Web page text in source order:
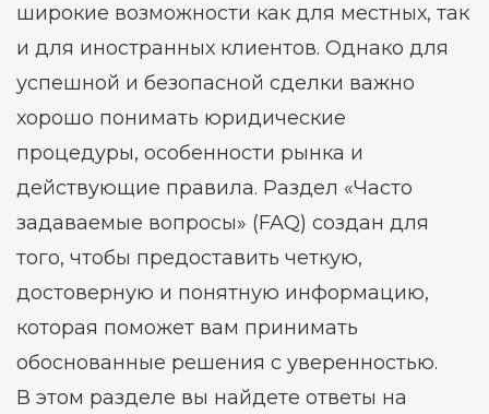
широкие возможности как для местных, так
и для иностранных клиентов. Однако для
успешной и безопасной сделки важно
хорошо понимать юридические
процедуры, особенности рынка и
действующие правила. Раздел «Часто
задаваемые вопросы» (FAQ) создан для
того, чтобы предоставить четкую,
достоверную и понятную информацию,
которая поможет вам принимать
обоснованные решения с уверенностью.
В этом разделе вы найдете ответы на